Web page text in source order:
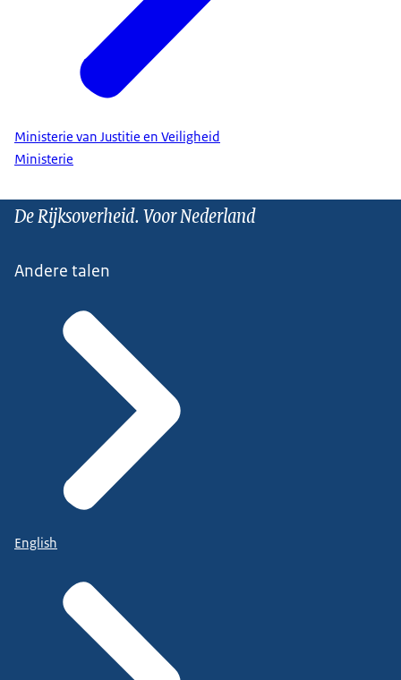
Ministerie van Justitie en Veiligheid
Ministerie
De Rijksoverheid. Voor Nederland
Andere talen
English